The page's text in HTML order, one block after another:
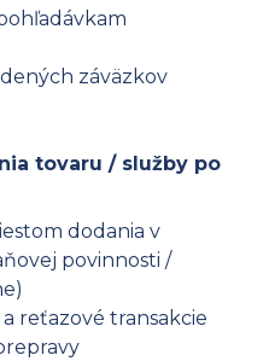
záväzkov
tovaru / služby po
dodania v
povinnosti /
reťazové transakcie